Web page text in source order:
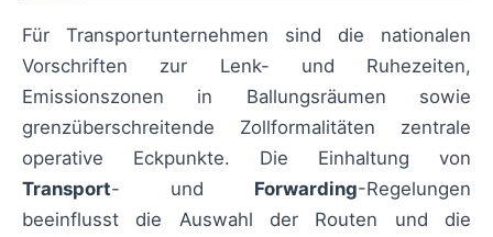
Für Transportunternehmen sind die nationalen
Vorschriften zur Lenk- und Ruhezeiten,
Emissionszonen in Ballungsräumen sowie
grenzüberschreitende Zollformalitäten zentrale
operative Eckpunkte. Die Einhaltung von
Transport- und Forwarding-Regelungen
beeinflusst die Auswahl der Routen und die